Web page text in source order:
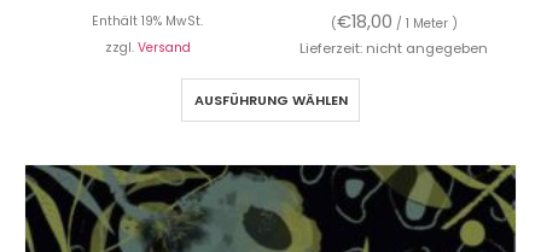
Enthält 19% MwSt. (€18,00 / 1 Meter )
zzgl. Versand Lieferzeit: nicht angegeben
AUSFÜHRUNG WÄHLEN